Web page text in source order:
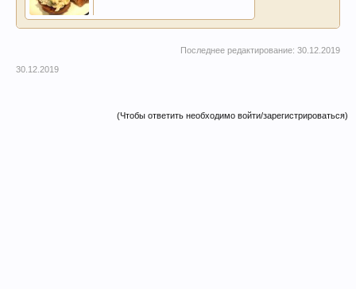
Последнее редактирование: 30.12.2019
30.12.2019
(Чтобы ответить необходимо войти/зарегистрироваться)